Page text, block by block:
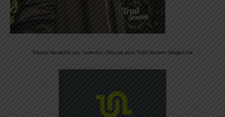
Propos recueillis par Corentin Crouzet pour Trail Session Magazine